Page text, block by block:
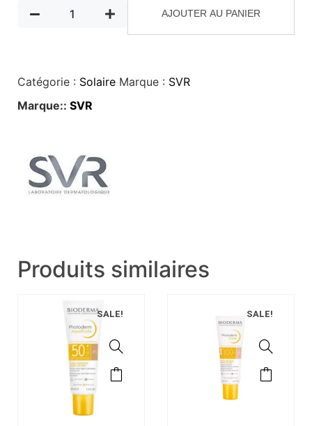
AJOUTER AU PANIER
Catégorie : Solaire Marque : SVR
Marque:: SVR
Produits similaires
SALE! SALE!